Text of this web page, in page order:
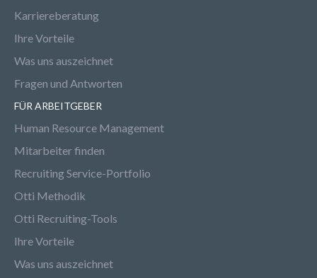
Karriereberatung
Ihre Vorteile
Was uns auszeichnet
Fragen und Antworten
FÜR ARBEITGEBER
Human Resource Management
Mitarbeiter finden
Recruiting Service-Portfolio
Otti Methodik
Otti Recruiting-Tools
Ihre Vorteile
Was uns auszeichnet